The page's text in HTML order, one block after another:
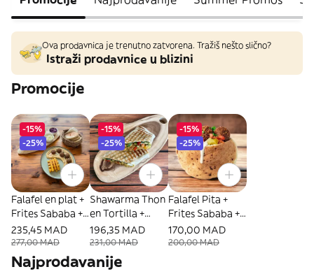
Ova prodavnica je trenutno zatvorena. Tražiš nešto slično?
Istraži prodavnice u blizini
Promocije
-15%
-25%
Falafel en plat +
Frites Sababa +
Coca cola 25cl
235,45 MAD
277,00 MAD
-15%
-25%
Shawarma Thon
en Tortilla +
Frites Sababa +
Coca Cola 25cl
196,35 MAD
231,00 MAD
-15%
-25%
Falafel Pita +
Frites Sababa +
Coca cola 25cl
170,00 MAD
200,00 MAD
Najprodavanije